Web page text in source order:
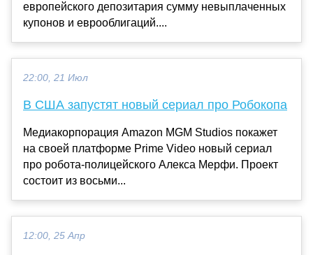
европейского депозитария сумму невыплаченных
купонов и еврооблигаций....
22:00, 21 Июл
В США запустят новый сериал про Робокопа
Медиакорпорация Amazon MGM Studios покажет
на своей платформе Prime Video новый сериал
про робота-полицейского Алекса Мерфи. Проект
состоит из восьми...
12:00, 25 Апр